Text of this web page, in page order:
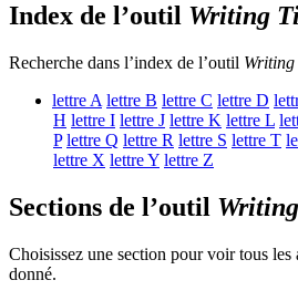
Index de l’outil Writing
Recherche dans l’index de l’outil Writing
lettre A lettre B lettre C lettre D
H lettre I lettre J lettre K lettre L
P lettre Q lettre R lettre S lettre T
lettre X lettreY lettre Z
Sections de l’outil
Choisissez une section pour voir tous
donné.